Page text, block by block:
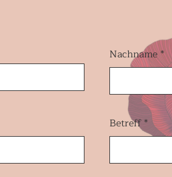
Nachname
Betreff